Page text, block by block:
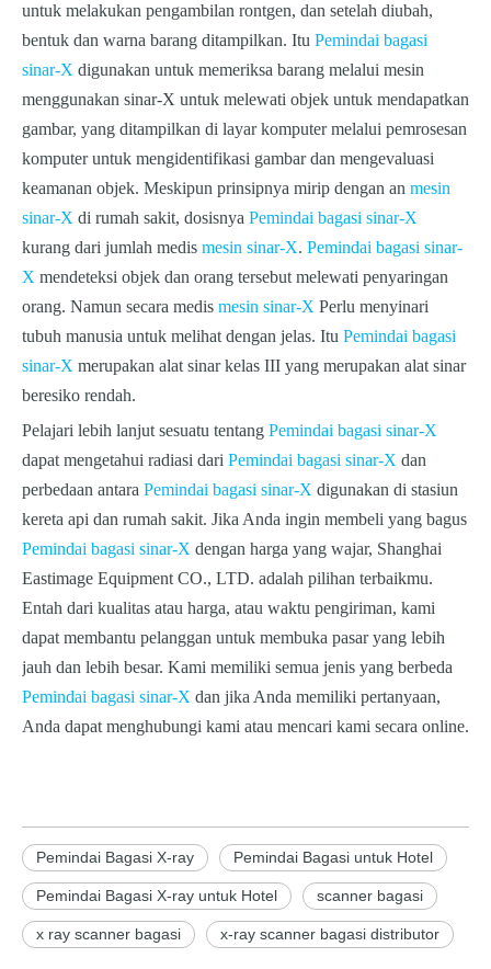
untuk melakukan pengambilan rontgen, dan setelah diubah,
bentuk dan warna barang ditampilkan. Itu Pemindai bagasi
sinar-X digunakan untuk memeriksa barang melalui mesin
menggunakan sinar-X untuk melewati objek untuk mendapatkan
gambar, yang ditampilkan di layar komputer melalui pemrosesan
komputer untuk mengidentifikasi gambar dan mengevaluasi
keamanan objek. Meskipun prinsipnya mirip dengan an mesin
sinar-X di rumah sakit, dosisnya Pemindai bagasi sinar-X
kurang dari jumlah medis mesin sinar-X. Pemindai bagasi sinar-
X mendeteksi objek dan orang tersebut melewati penyaringan
orang. Namun secara medis mesin sinar-X Perlu menyinari
tubuh manusia untuk melihat dengan jelas. Itu Pemindai bagasi
sinar-X merupakan alat sinar kelas III yang merupakan alat sinar
beresiko rendah.
Pelajari lebih lanjut sesuatu tentang Pemindai bagasi sinar-X
dapat mengetahui radiasi dari Pemindai bagasi sinar-X dan
perbedaan antara Pemindai bagasi sinar-X digunakan di stasiun
kereta api dan rumah sakit. Jika Anda ingin membeli yang bagus
Pemindai bagasi sinar-X dengan harga yang wajar, Shanghai
Eastimage Equipment CO., LTD. adalah pilihan terbaikmu.
Entah dari kualitas atau harga, atau waktu pengiriman, kami
dapat membantu pelanggan untuk membuka pasar yang lebih
jauh dan lebih besar. Kami memiliki semua jenis yang berbeda
Pemindai bagasi sinar-X dan jika Anda memiliki pertanyaan,
Anda dapat menghubungi kami atau mencari kami secara online.
Pemindai Bagasi X-ray Pemindai Bagasi untuk Hotel
Pemindai Bagasi X-ray untuk Hotel scanner bagasi
x ray scanner bagasi x-ray scanner bagasi distributor